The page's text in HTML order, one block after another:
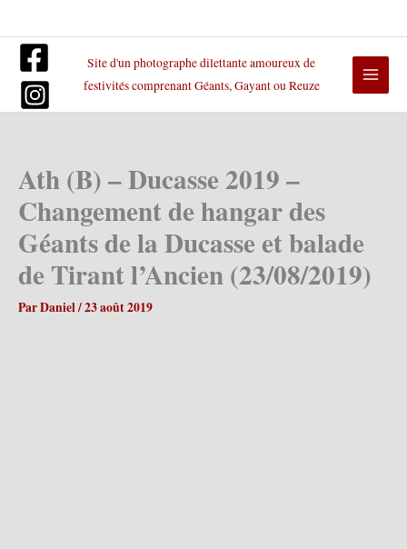
contenu
Site d'un photographe dilettante amoureux de
festivités comprenant Géants, Gayant ou Reuze
Ath (B) – Ducasse 2019 –
Changement de hangar des
Géants de la Ducasse et balade
de Tirant l’Ancien (23/08/2019)
ParDaniel/23 août 2019